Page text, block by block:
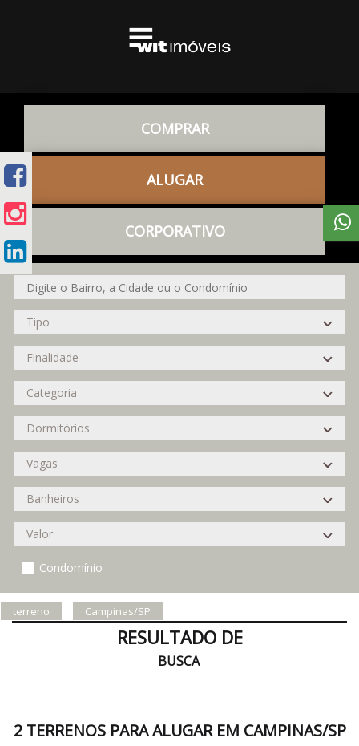
COMPRAR
ALUGAR
CORPORATIVO
Condomínio
terreno Campinas/SP
RESULTADO DE
BUSCA
2 TERRENOS PARA ALUGAR EM CAMPINAS/SP